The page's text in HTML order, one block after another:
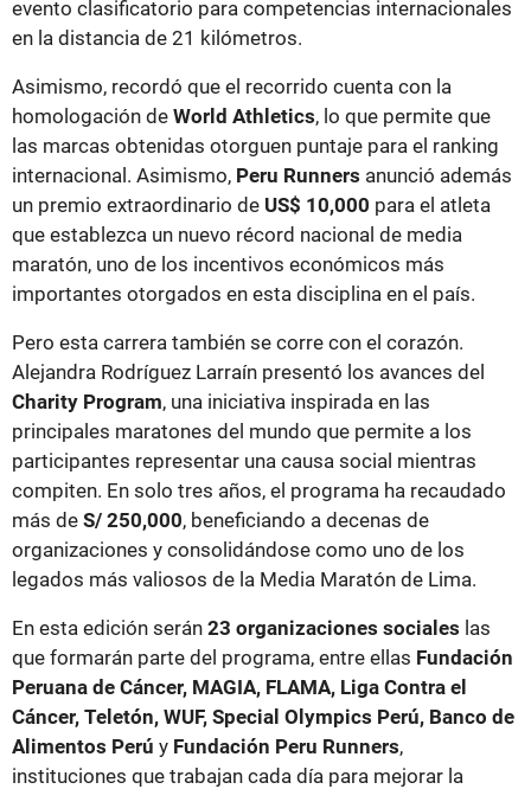
evento clasificatorio para competencias internacionales
en la distancia de 21 kilómetros.
Asimismo, recordó que el recorrido cuenta con la
homologación de World Athletics, lo que permite que
las marcas obtenidas otorguen puntaje para el ranking
internacional. Asimismo, Peru Runners anunció además
un premio extraordinario de US$ 10,000 para el atleta
que establezca un nuevo récord nacional de media
maratón, uno de los incentivos económicos más
importantes otorgados en esta disciplina en el país.
Pero esta carrera también se corre con el corazón.
Alejandra Rodríguez Larraín presentó los avances del
Charity Program, una iniciativa inspirada en las
principales maratones del mundo que permite a los
participantes representar una causa social mientras
compiten. En solo tres años, el programa ha recaudado
más de S/ 250,000, beneficiando a decenas de
organizaciones y consolidándose como uno de los
legados más valiosos de la Media Maratón de Lima.
En esta edición serán 23 organizaciones sociales las
que formarán parte del programa, entre ellas Fundación
Peruana de Cáncer, MAGIA, FLAMA, Liga Contra el
Cáncer, Teletón, WUF, Special Olympics Perú, Banco de
Alimentos Perú y Fundación Peru Runners,
instituciones que trabajan cada día para mejorar la